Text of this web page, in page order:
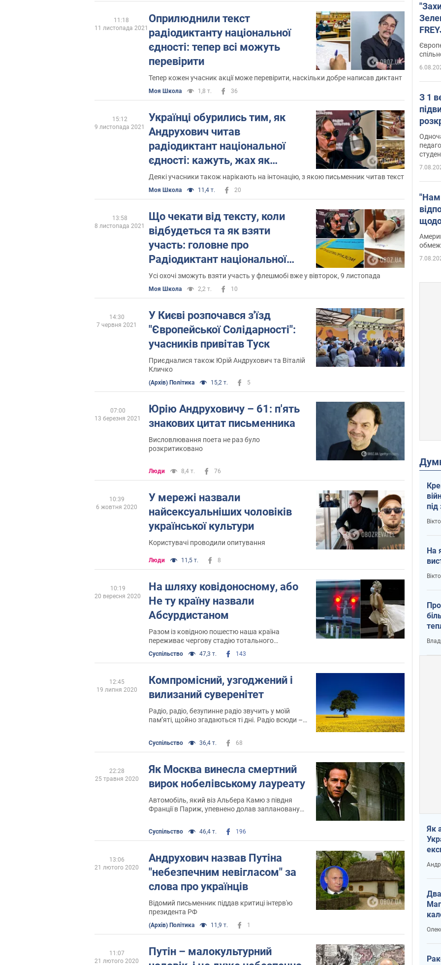
Оприлюднили текст
радіодиктанту національної
єдності: тепер всі можуть
перевірити
Тепер кожен учасник акції може перевірити, наскільки добре написав диктант
Моя Школа 1,8 т. 36
11:18
11 листопада 2021
Українці обурились тим, як
Андрухович читав
радіодиктант національної
єдності: кажуть, жах як
швидко
Деякі учасники також нарікають на інтонацію, з якою письменник читав текст
Моя Школа 11,4 т. 20
15:12
9 листопада 2021
Що чекати від тексту, коли
відбудеться та як взяти
участь: головне про
Радіодиктант національної
єдності-2021
Усі охочі зможуть взяти участь у флешмобі вже у вівторок, 9 листопада
Моя Школа 2,2 т. 10
13:58
8 листопада 2021
У Києві розпочався з'їзд
"Європейської Солідарності":
учасників привітав Туск
Приєдналися також Юрій Андрухович та Віталій
Кличко
(Архів) Політика 15,2 т. 5
14:30
7 червня 2021
Юрію Андруховичу – 61: п'ять
знакових цитат письменника
Висловлювання поета не раз було
розкритиковано
Люди 8,4 т. 76
07:00
13 березня 2021
У мережі назвали
найсексуальніших чоловіків
української культури
Користувачі проводили опитування
Люди 11,5 т. 8
10:39
6 жовтня 2020
На шляху ковідоносному, або
Не ту країну назвали
Абсурдистаном
Разом із ковідною пошестю наша країна
переживає чергову стадію тотального
взаємного обдурювання
Суспільство 47,3 т. 143
10:19
20 вересня 2020
Компромісний, узгоджений і
вилизаний суверенітет
Радіо, радіо, безупинне радіо звучить у моїй
пам’яті, щойно згадаються ті дні. Радіо всюди –
ти – все одно радіо
Суспільство 36,4 т. 68
12:45
19 липня 2020
Як Москва винесла смертний
вирок нобелівському лауреату
Автомобіль, який віз Альбера Камю з півдня
Франції в Париж, упевнено долав заплановану
Суспільство 46,4 т. 196
22:28
25 травня 2020
Андрухович назвав Путіна
"небезпечним невігласом" за
слова про українців
Відомий письменник піддав критиці інтерв'ю
президента РФ
(Архів) Політика 11,9 т. 1
13:06
21 лютого 2020
Путін – малокультурний
11:07
21 лютого 2020
З 1
"Нам
щодо
На
у
Як